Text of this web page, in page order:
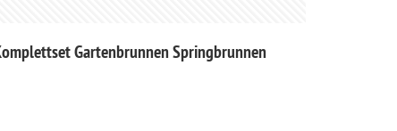
Gartenbrunnen Springbrunnen